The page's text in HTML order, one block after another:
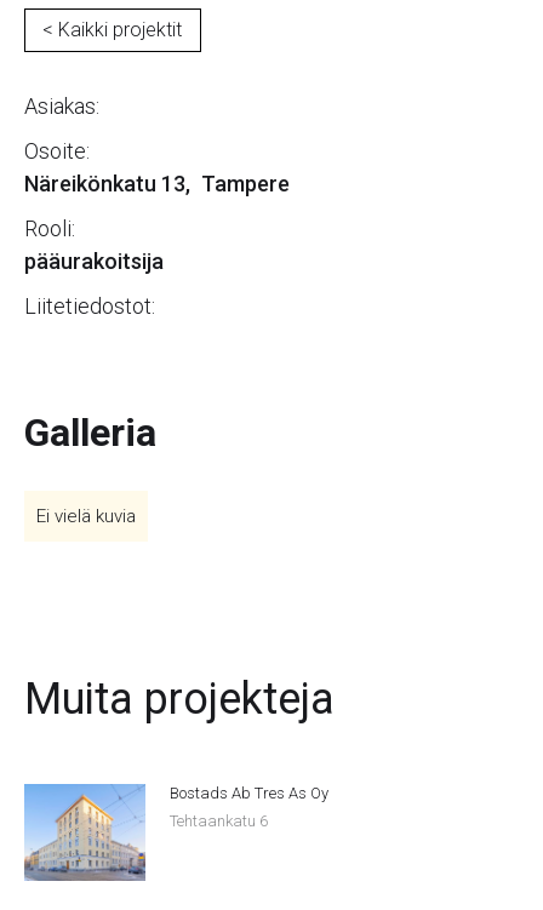
< Kaikki projektit
Asiakas:
Osoite:
Näreikönkatu 13, Tampere
Rooli:
pääurakoitsija
Liitetiedostot:
Galleria
Ei vielä kuvia
Muita projekteja
Bostads Ab Tres As Oy
Tehtaankatu 6